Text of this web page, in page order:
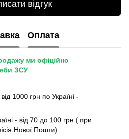
відгук
Оплата
ми офіційно
ЗСУ
1000 грн по Україні -
- від 70 до 100 грн ( при
Нової Пошти)